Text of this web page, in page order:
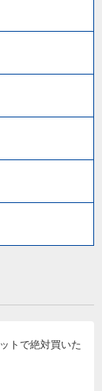
トで絶対買いた